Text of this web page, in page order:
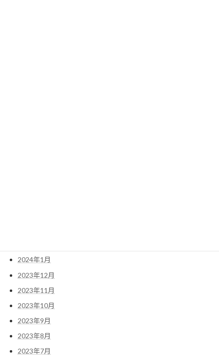
2024年1月
2023年12月
2023年11月
2023年10月
2023年9月
2023年8月
2023年7月